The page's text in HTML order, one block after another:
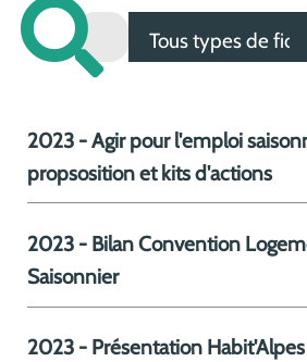
2023 - Agir pour l'emploi
propsosition et kits d'actions
2023 - Bilan Convention
Saisonnier
2023 - Présentation Habit'Alpes